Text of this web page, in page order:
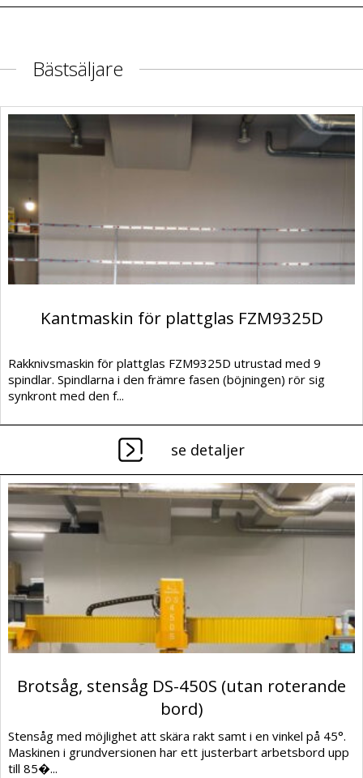
Bästsäljare
Kantmaskin för plattglas FZM9325D
Rakknivsmaskin för plattglas FZM9325D utrustad med 9
spindlar. Spindlarna i den främre fasen (böjningen) rör sig
synkront med den f...
se detaljer
Brotsåg, stensåg DS-450S (utan roterande
bord)
Stensåg med möjlighet att skära rakt samt i en vinkel på 45°.
Maskinen i grundversionen har ett justerbart arbetsbord upp
till 85�...